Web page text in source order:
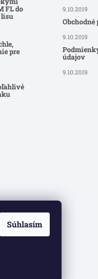
Súhlasím
FL do
pre
9.10.2019
9.10.2019
údajov
9.10.2019